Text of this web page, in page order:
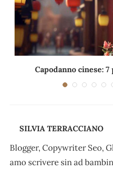
Capodanno cinese:
SILVIA TERRACCIANO
Blogger, Copywriter Seo,
amo scrivere sin ad